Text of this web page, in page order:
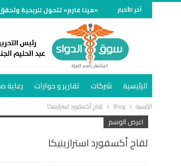
آخر الأخبار «مينا فارم» تتحول للربحية وتحقق 71.8 مليون جنيه خلال الربع الأول من
الرئيسية شركات تقارير و حوارات رعاية
الرئيسية Blog لقاح أكسفورد استرازينيكا
اعرض الوسم
لقاح أكسفورد استرازينيكا